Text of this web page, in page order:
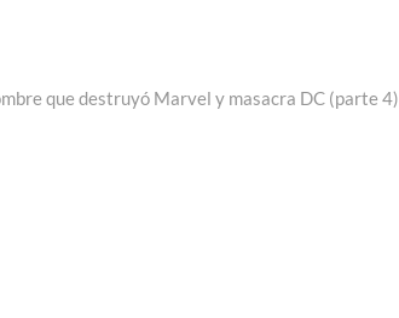
que destruyó Marvel y masacra DC (parte 4)